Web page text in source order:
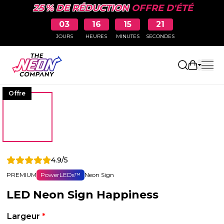
25 % DE RÉDUCTIONOFFRE D'ÉTÉ
03
JOURS
16
HEURES
15
MINUTES
20
SECONDES
Ouvrir
Offre
4.9/5
PREMIUM PowerLEDs™ Neon Sign
LED Neon Sign Happiness
Largeur *